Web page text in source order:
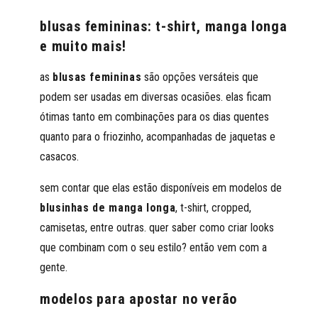
blusas femininas: t-shirt, manga longa
e muito mais!
as blusas femininas são opções versáteis que
podem ser usadas em diversas ocasiões. elas ficam
ótimas tanto em combinações para os dias quentes
quanto para o friozinho, acompanhadas de jaquetas e
casacos.
sem contar que elas estão disponíveis em modelos de
blusinhas de manga longa, t-shirt, cropped,
camisetas, entre outras. quer saber como criar looks
que combinam com o seu estilo? então vem com a
gente.
modelos para apostar no verão